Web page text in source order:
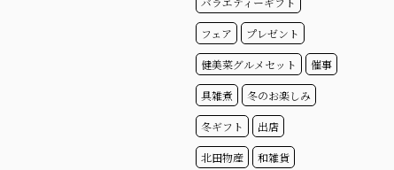
フェア プレゼント
健美菜グルメセット 催事
具雑煮 冬のお楽しみ
冬ギフト 出店
北田物産 和雑貨